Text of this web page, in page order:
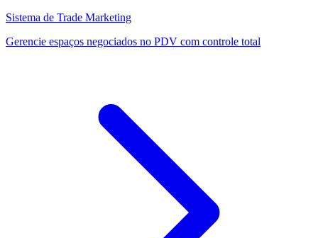
Sistema de Trade Marketing
Gerencie espaços negociados no PDV com controle total